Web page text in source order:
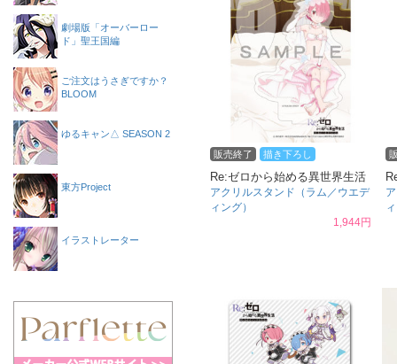
販売終了 描き下ろし
Re:ゼロから始める異世界生活
アクリルスタンド（ラム／ウエデ
ィング）
1,944円
劇場版「オーバーロー
ド」聖王国編
ご注文はうさぎですか？
BLOOM
ゆるキャン△ SEASON 2
東方Project
イラストレーター